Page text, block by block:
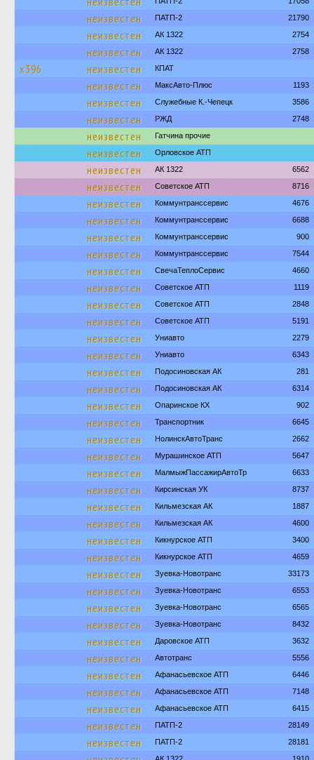
неизвестен ПАТП-2 21790
неизвестен АК 1322 2754
неизвестен АК 1322 2758
х396 неизвестен КПАТ
неизвестен МаксАвто-Плюс 1193
неизвестен Служебные К.-Чепецк 3586
неизвестен РЖД 2748
неизвестен Гатчина прочие
неизвестен Орловское АТП
неизвестен АК 1322 6562
неизвестен Советское АТП 8716
неизвестен Коммунтранссервис 4676
неизвестен Коммунтранссервис 6688
неизвестен Коммунтранссервис 900
неизвестен Коммунтранссервис 7544
неизвестен СвечаТеплоСервис 4660
неизвестен Советское АТП 1119
неизвестен Советское АТП 2848
неизвестен Советское АТП 5191
неизвестен Униавто 2279
неизвестен Униавто 6343
неизвестен Подосиновская АК 281
неизвестен Подосиновская АК 6314
неизвестен Опаринское КХ 902
неизвестен Транспортник 6645
неизвестен НолинскАвтоТранс 2662
неизвестен Мурашинское АТП 5647
неизвестен МалмыжПассажирАвтоТр 6633
неизвестен Кирсинская УК 8737
неизвестен Кильмезская АК 1887
неизвестен Кильмезская АК 4600
неизвестен Кикнурское АТП 3400
неизвестен Кикнурское АТП 4659
неизвестен Зуевка-Новотранс 33173
неизвестен Зуевка-Новотранс 6553
неизвестен Зуевка-Новотранс 6565
неизвестен Зуевка-Новотранс 8432
неизвестен Даровское АТП 3632
неизвестен Автотранс 5556
неизвестен Афанасьевское АТП 6446
неизвестен Афанасьевское АТП 7148
неизвестен Афанасьевское АТП 6415
неизвестен ПАТП-2 28149
неизвестен ПАТП-2 28181